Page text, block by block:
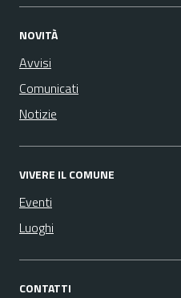
NOVITÀ
Avvisi
Comunicati
Notizie
VIVERE IL COMUNE
Eventi
Luoghi
CONTATTI